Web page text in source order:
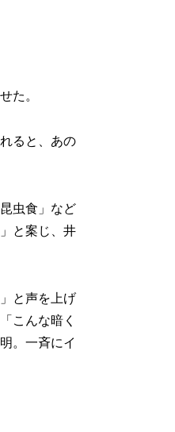
た。
ると、あの
虫食」など
と案じ、井
と声を上げ
こんな暗く
。一斉にイ